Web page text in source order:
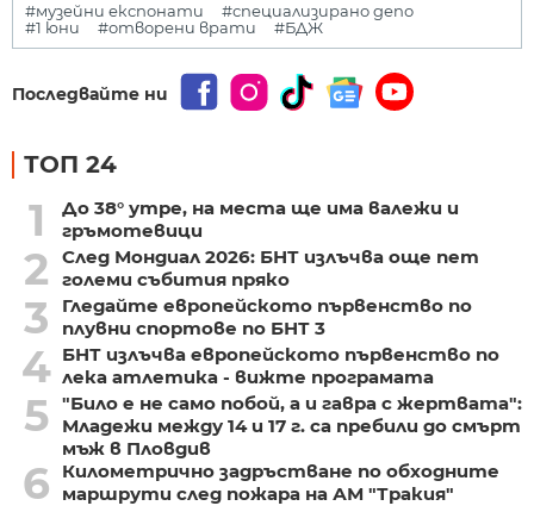
#музейни експонати
#специализирано депо
#1 юни
#отворени врати #БДЖ
Последвайте ни
ТОП 24
1
До 38° утре, на места ще има валежи и
гръмотевици
2
След Мондиал 2026: БНТ излъчва още пет
големи събития пряко
3
Гледайте европейското първенство по
плувни спортове по БНТ 3
4 БНТ излъчва европейското първенство по
лека атлетика - вижте програмата
5 "Било е не само побой, а и гавра с жертвата":
Младежи между 14 и 17 г. са пребили до смърт
мъж в Пловдив
6
Километрично задръстване по обходните
маршрути след пожара на АМ "Тракия"